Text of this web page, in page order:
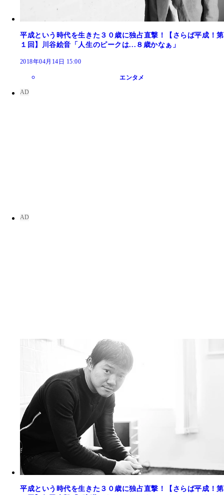
平成という時代を生きた３０歳に独占直撃！【さらば平成！第
１回】川谷絵音「人生のピークは...８歳かなぁ」
2018年04月14日 15:00
エンタメ
平成という時代を生きた３０歳に独占直撃！【さらば平成！第